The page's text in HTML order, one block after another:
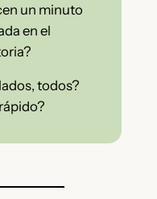
un minuto
en el
todos?